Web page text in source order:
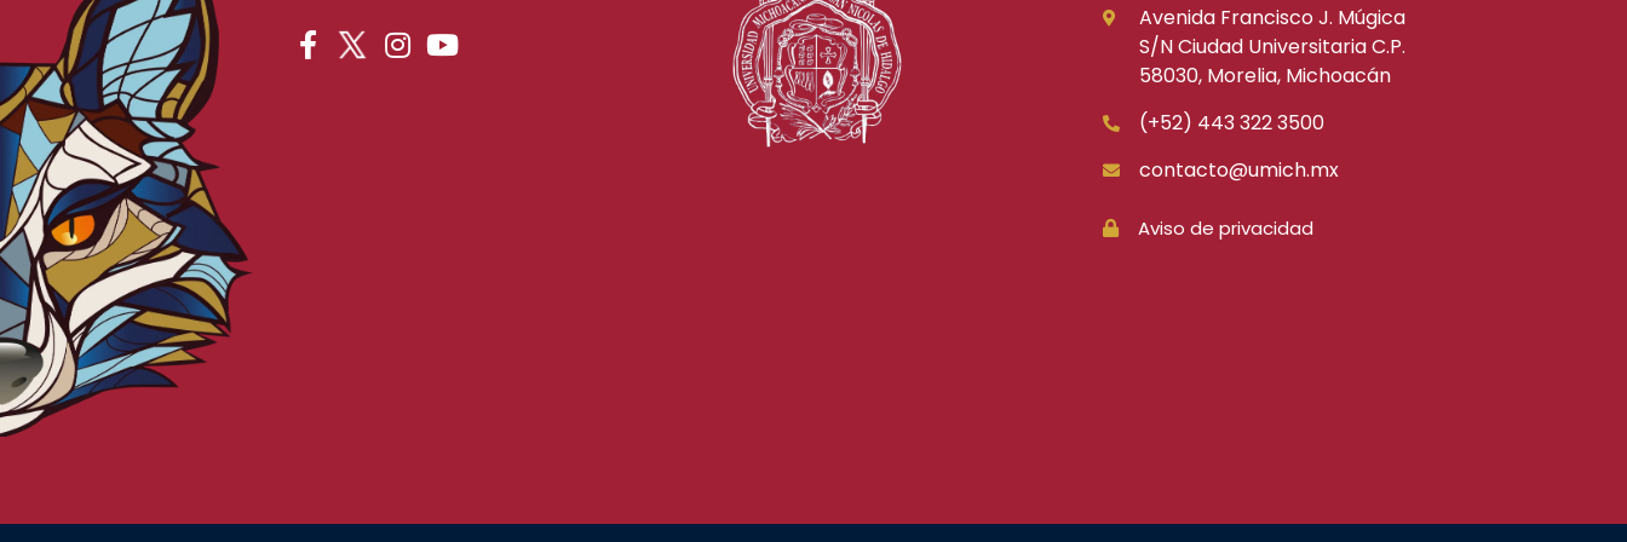
Avenida Francisco J. Múgica
S/N Ciudad Universitaria C.P.
58030, Morelia, Michoacán
(+52) 443 322 3500
contacto@umich.mx
Aviso de privacidad